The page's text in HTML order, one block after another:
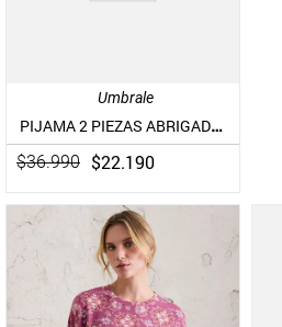
Umbrale
PIJAMA 2 PIEZAS ABRIGADO FULL ESTAMPADO
$36.990 $22.190